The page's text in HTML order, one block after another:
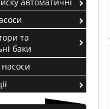
та
баки